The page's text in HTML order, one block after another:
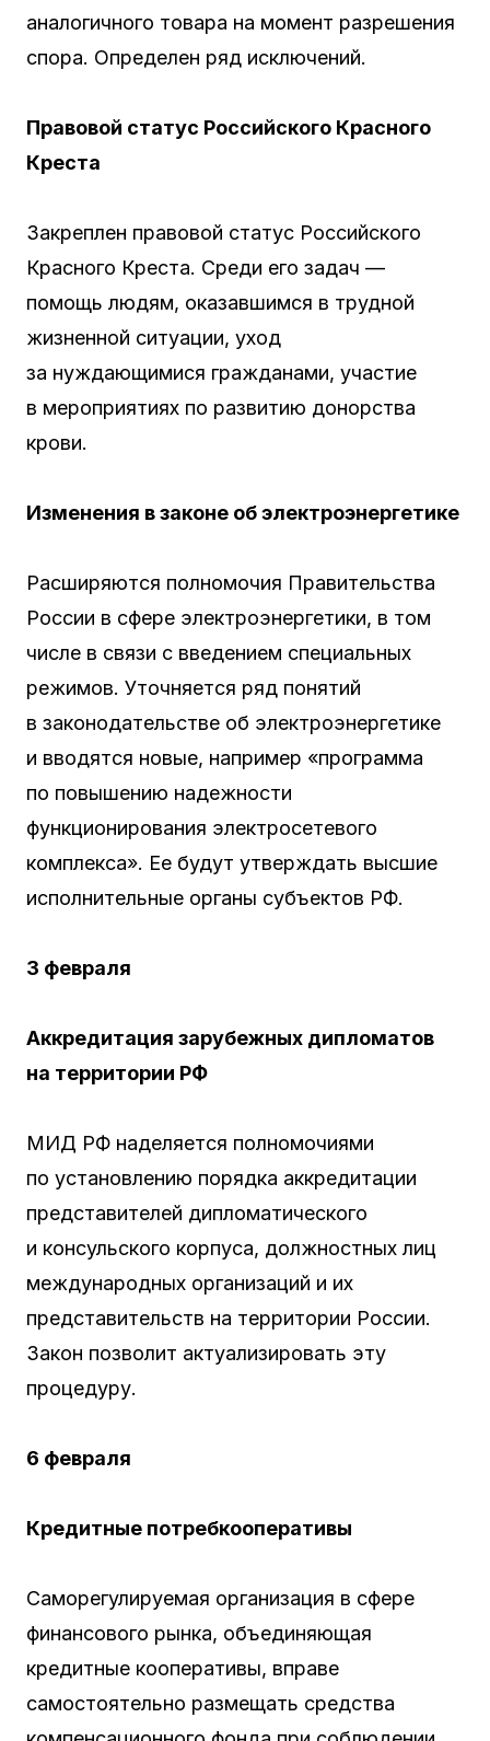
аналогичного товара на момент разрешения
спора. Определен ряд исключений.
Правовой статус Российского Красного
Креста
Закреплен правовой статус Российского
Красного Креста. Среди его задач —
помощь людям, оказавшимся в трудной
жизненной ситуации, уход
за нуждающимися гражданами, участие
в мероприятиях по развитию донорства
крови.
Изменения в законе об электроэнергетике
Расширяются полномочия Правительства
России в сфере электроэнергетики, в том
числе в связи с введением специальных
режимов. Уточняется ряд понятий
в законодательстве об электроэнергетике
и вводятся новые, например «программа
по повышению надежности
функционирования электросетевого
комплекса». Ее будут утверждать высшие
исполнительные органы субъектов РФ.
3 февраля
Аккредитация зарубежных дипломатов
на территории РФ
МИД РФ наделяется полномочиями
по установлению порядка аккредитации
представителей дипломатического
и консульского корпуса, должностных лиц
международных организаций и их
представительств на территории России.
Закон позволит актуализировать эту
процедуру.
6 февраля
Кредитные потребкооперативы
Саморегулируемая организация в сфере
финансового рынка, объединяющая
кредитные кооперативы, вправе
самостоятельно размещать средства